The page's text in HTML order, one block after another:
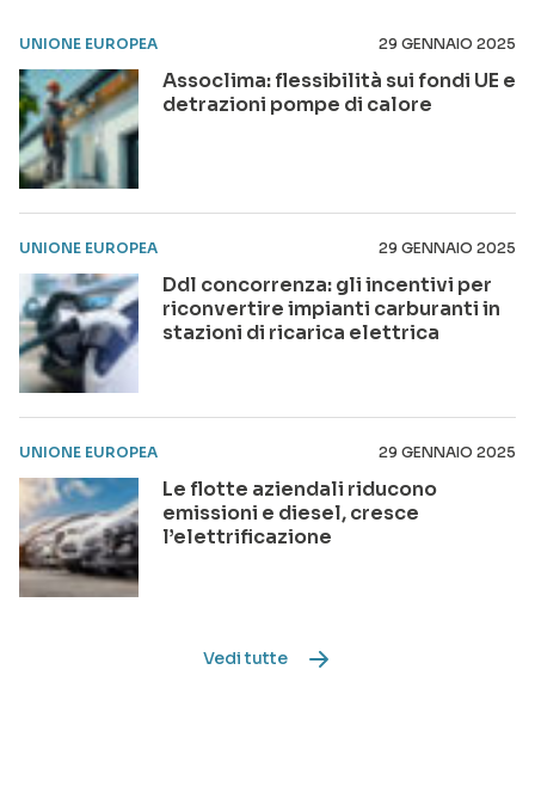
UNIONE EUROPEA 29 GENNAIO 2025
Assoclima: flessibilità sui fondi UE e
detrazioni pompe di calore
UNIONE EUROPEA 29 GENNAIO 2025
Ddl concorrenza: gli incentivi per
riconvertire impianti carburanti in
stazioni di ricarica elettrica
UNIONE EUROPEA 29 GENNAIO 2025
Le flotte aziendali riducono
emissioni e diesel, cresce
l’elettrificazione
Vedi tutte